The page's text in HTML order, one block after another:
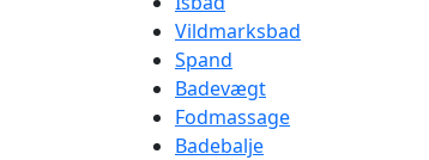
Vildmarksbad
Spand
Badevægt
Fodmassage
Badebalje